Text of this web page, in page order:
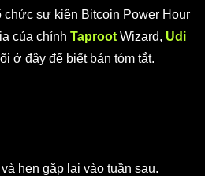
chức sự kiện Bitcoin Power Hour
của chính Taproot Wizard, Udi
ở đây để biết bản tóm tắt.
hẹn gặp lại vào tuần sau.